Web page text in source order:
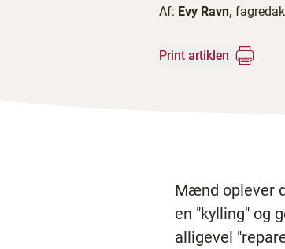
Af: Evy Ravn,
Print artiklen
Mænd oplever
en "kylling" og
alligevel